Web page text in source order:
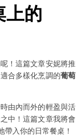
上的
！這篇文章安妮將推
適合多樣化烹調的葡萄
由內而外的輕盈與活
中！這篇文章我將會
帶入你的日常餐桌！